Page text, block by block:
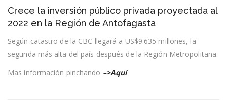
la
público
privada
proyectada
al
Crece la inversión público privada proyectada al
2022 en la Región de Antofagasta
Según catastro de la CBC llegará a US$9.635 millones, la
segunda más alta del país después de la Región Metropolitana.
Mas información pinchando –>Aquí